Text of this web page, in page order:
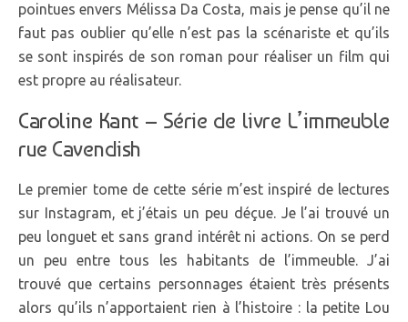
pointues envers Mélissa Da Costa, mais je pense qu’il ne
faut pas oublier qu’elle n’est pas la scénariste et qu’ils
se sont inspirés de son roman pour réaliser un film qui
est propre au réalisateur.
Caroline Kant– Série de livre L’immeuble
rue Cavendish
Le premier tome de cette série m’est inspiré de lectures
sur Instagram, et j’étais un peu déçue. Je l’ai trouvé un
peu longuet et sans grand intérêt ni actions. On se perd
un peu entre tous les habitants de l’immeuble. J’ai
trouvé que certains personnages étaient très présents
alors qu’ils n’apportaient rien à l’histoire : la petite Lou